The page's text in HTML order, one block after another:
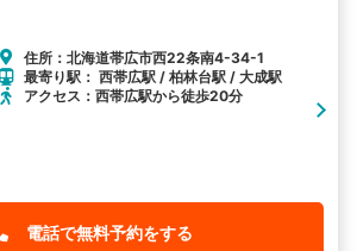
住所：北海道帯広市西22条南4-34-1
最寄り駅： 西帯広駅 / 柏林台駅 / 大成駅
アクセス：西帯広駅から徒歩20分
電話で無料予約をする